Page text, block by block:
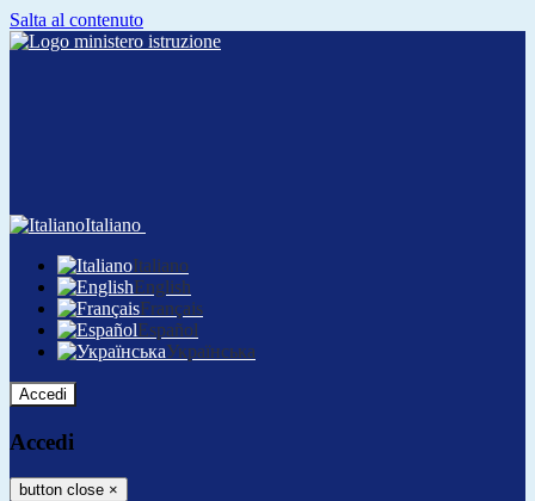
Salta al contenuto
Italiano
Italiano
English
Français
Español
Українська
Accedi
Accedi
button close ×